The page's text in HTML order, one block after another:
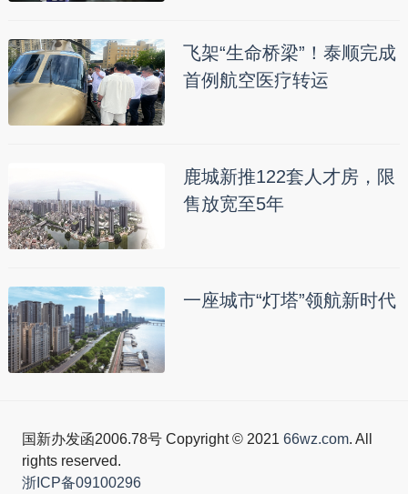
飞架“生命桥梁”！泰顺完成
首例航空医疗转运
鹿城新推122套人才房，限
售放宽至5年
一座城市“灯塔”领航新时代
国新办发函2006.78号 Copyright © 2021 66wz.com. All
rights reserved.
浙ICP备09100296